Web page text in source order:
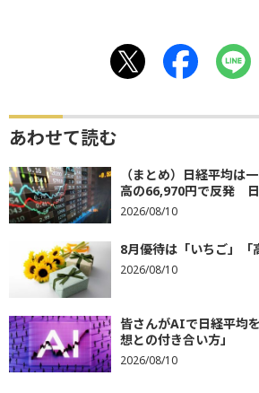
あわせて読む
（まとめ）日経平均は
高の66,970円で反発
2026/08/10
8月優待は「いちご」「
2026/08/10
皆さんがAIで日経平均
想との付き合い方」
2026/08/10